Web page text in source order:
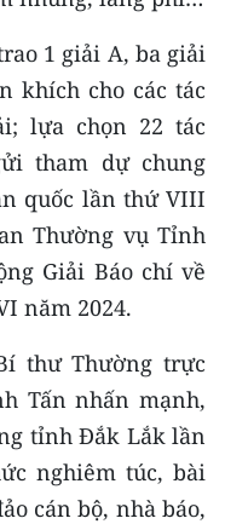
1 giải A, ba giải
khích cho các tác
lựa chọn 22 tác
tham dự chung
quốc lần thứ VIII
Thường vụ Tỉnh
Giải Báo chí về
năm 2024.
thư Thường trực
Tấn nhấn mạnh,
tỉnh Đắk Lắk lần
nghiêm túc, bài
cán bộ, nhà báo,